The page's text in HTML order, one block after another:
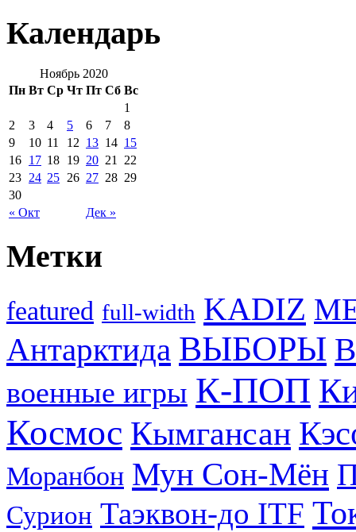
Календарь
Ноябрь 2020
Пн Вт Ср Чт Пт Сб Вс
« Окт Дек »
1
2
3 4 5 6 7
8
9
10 11 12 13 14 15
16 17 18 19 20 21
22
23 24 25 26 27 28 29
30
Метки
featured full-width KADIZ
Антарктида ВЫБОРЫ
военные игры К-ПОП
Космос Кымгансан
Моранбон Мун Сон-Мён
Сурион Таэквон-до ITF